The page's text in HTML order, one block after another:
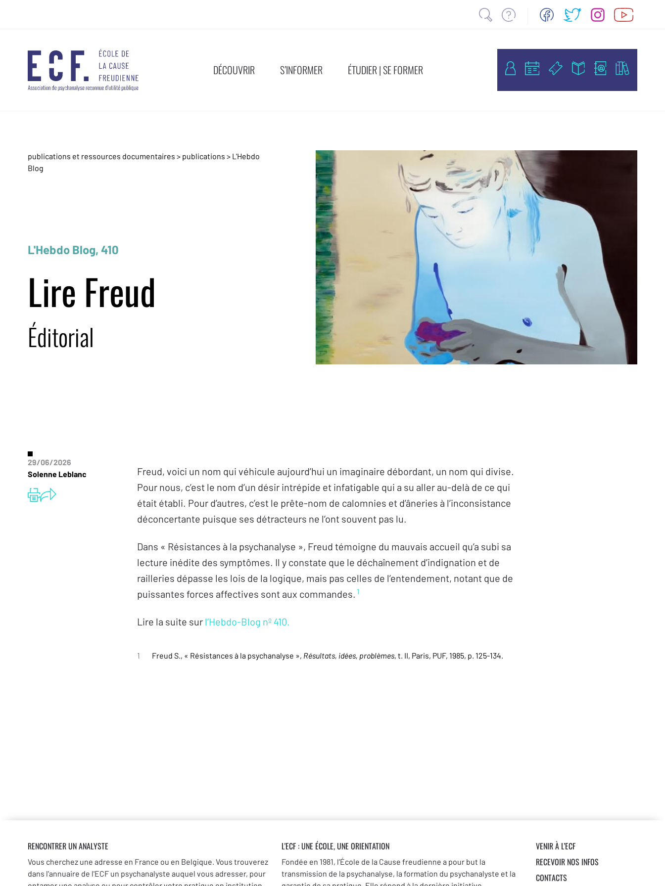
DÉCOUVRIR S’INFORMER ÉTUDIER | SE FORMER
publications et ressources documentaires > publications > L'Hebdo
Blog
L'Hebdo Blog, 410
Lire Freud
Éditorial
29/06/2026
Solenne Leblanc
Freud, voici un nom qui véhicule aujourd’hui un imaginaire débordant, un nom qui divise.
Pour nous, c’est le nom d’un désir intrépide et infatigable qui a su aller au-delà de ce qui
était établi. Pour d’autres, c’est le prête-nom de calomnies et d’âneries à l’inconsistance
déconcertante puisque ses détracteurs ne l’ont souvent pas lu.
Dans « Résistances à la psychanalyse », Freud témoigne du mauvais accueil qu’a subi sa
lecture inédite des symptômes. Il y constate que le déchaînement d’indignation et de
railleries dépasse les lois de la logique, mais pas celles de l’entendement, notant que de
puissantes forces affectives sont aux commandes. 1
Lire la suite sur l’Hebdo-Blog nº 410.
1 Freud S., « Résistances à la psychanalyse », Résultats, idées, problèmes, t. II, Paris, PUF, 1985, p. 125-134.
RENCONTRER UN ANALYSTE
Vous cherchez une adresse en France ou en Belgique. Vous trouverez
dans l'annuaire de l'ECF un psychanalyste auquel vous adresser, pour
L'ECF : UNE ÉCOLE, UNE ORIENTATION
Fondée en 1981, l’École de la Cause freudienne a pour but la
transmission de la psychanalyse, la formation du psychanalyste et la
VENIR À L’ECF
RECEVOIR NOS INFOS
CONTACTS